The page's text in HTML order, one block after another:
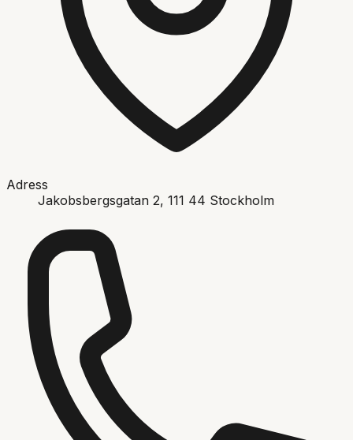
Adress
Jakobsbergsgatan 2, 111 44 Stockholm